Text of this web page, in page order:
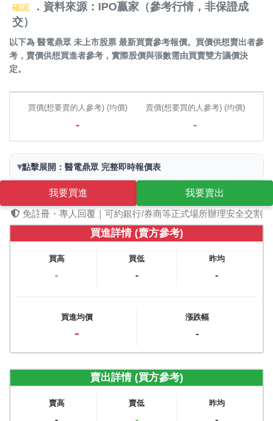
確認
．資料來源：IPO贏家（參考行情，非保證成
交）
以下為 醫電鼎眾 未上市股票 最新買賣參考報價。買價供想賣出者參
考，賣價供想買進者參考，實際股價與張數需由買賣雙方議價決
定。
買價(想要賣的人參考) (均價)
-
賣價(想要買的人參考) (均價)
-
▾點擊展開：醫電鼎眾 完整即時報價表
我要買進
我要賣出
免註冊・專人回覆｜可約銀行/券商等正式場所辦理安全交割
買進詳情 (賣方參考)
買高
-
買低
-
昨均
-
買進均價
-
漲跌幅
-
賣出詳情 (買方參考)
賣高 賣低 昨均